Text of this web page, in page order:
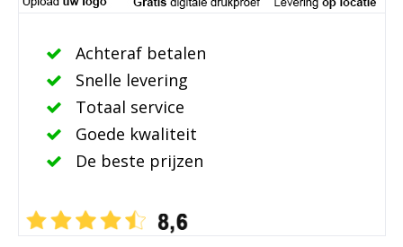
Achteraf betalen
Snelle levering
Totaal service
Goede kwaliteit
De beste prijzen